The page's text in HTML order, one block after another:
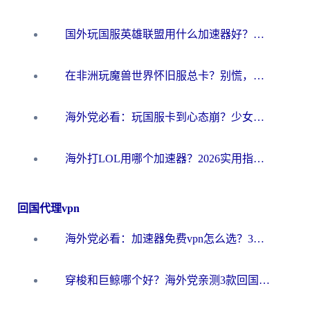
国外玩国服英雄联盟用什么加速器好？海外党亲测有效的国服游戏加速指南
在非洲玩魔兽世界怀旧服总卡？别慌，这份指南帮你丝滑开荒
海外党必看：玩国服卡到心态崩？少女前线云图计划加速器免费推荐+碧蓝航线足球世界流畅攻略
海外打LOL用哪个加速器？2026实用指南：从延迟到设备适配，一篇解决你的国服游戏痛点
回国代理vpn
海外党必看：加速器免费vpn怎么选？3步教你无缝访问国内资源
穿梭和巨鲸哪个好？海外党亲测3款回国加速器，教你避开90%的坑